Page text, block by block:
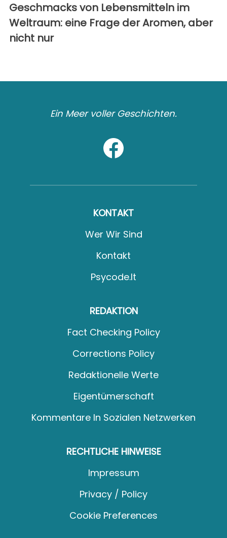
Geschmacks von Lebensmitteln im
Weltraum: eine Frage der Aromen, aber
nicht nur
Ein Meer voller Geschichten.
KONTAKT
Wer Wir Sind
Kontakt
Psycode.it
REDAKTION
Fact Checking Policy
Corrections Policy
Redaktionelle Werte
Eigentümerschaft
Kommentare In Sozialen Netzwerken
RECHTLICHE HINWEISE
Impressum
Privacy / Policy
Cookie Preferences